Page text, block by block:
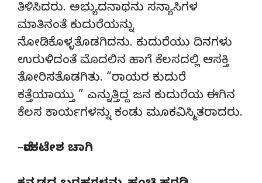
ತಿಳಿಸಿದರು. ಅಭ್ಯುದನಾಥನು ಸನ್ಯಾಸಿಗಳ
ಮಾತಿನಂತೆ ಕುದುರೆಯನ್ನು
ನೋಡಿಕೊಳ್ಳತೊಡಗಿದನು. ಕುದುರೆಯು ದಿನಗಳು
ಉರುಳಿದಂತೆ ಮೊದಲಿನ ಹಾಗೆ ಕೆಲಸದಲ್ಲಿ ಆಸಕ್ತಿ
ತೋರಿಸತೊಡಗಿತು. “ರಾಯರ ಕುದುರೆ
ಕತ್ತೆಯಾಯ್ತು ” ಎನ್ನುತ್ತಿದ್ದ ಜನ ಕುದುರೆಯ ಈಗಿನ
ಕೆಲಸ ಕಾರ್ಯಗಳನ್ನು ಕಂಡು ಮೂಕವಿಸ್ಮಿತರಾದರು.
–ವೆಂಕಟೇಶ ಚಾಗಿ